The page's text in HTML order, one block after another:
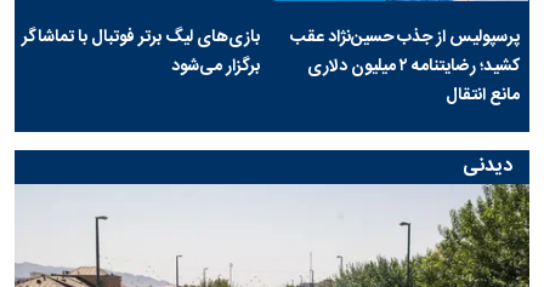
پرسپولیس از جذب حسین‌نژاد عقب
کشید؛ رضایتنامه ۲ میلیون دلاری
مانع انتقال
بازی‌های لیگ برتر فوتبال با تماشاگر
برگزار می‌شود
دیدنی